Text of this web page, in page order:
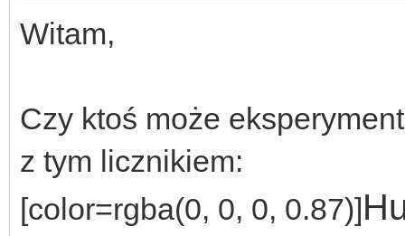
Witam,
Czy ktoś może
z tym licznikiem:
[color=rgba(0, 0, 0, 0.87)]